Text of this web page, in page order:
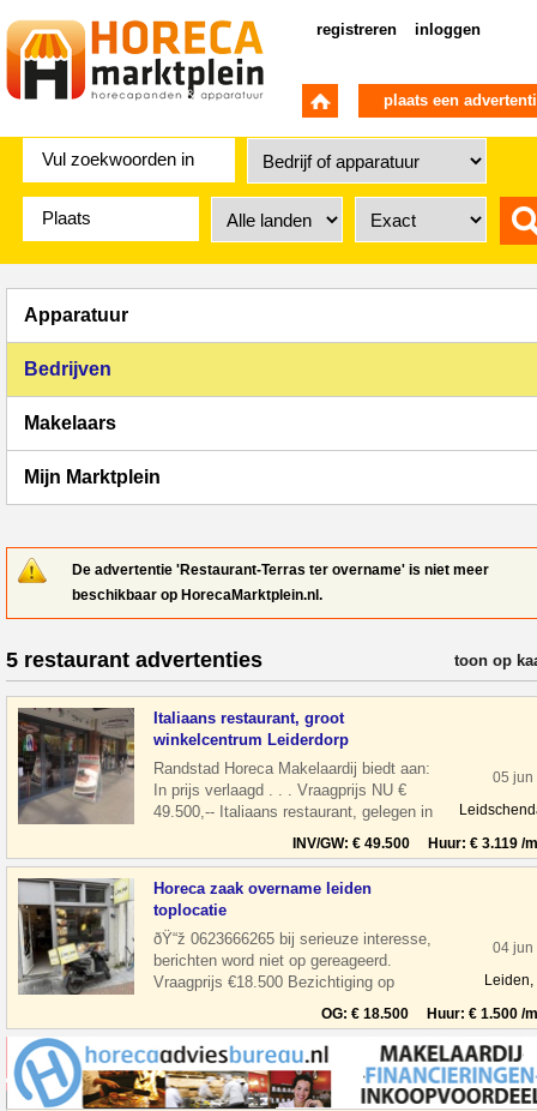
registreren inloggen
plaats een
Apparatuur
Bedrijven
Makelaars
Mijn Marktplein
De advertentie 'Restaurant-Terras ter overname' is niet meer
beschikbaar op HorecaMarktplein.nl.
5 restaurant advertenties verfijn
toon op
Italiaans restaurant, groot
winkelcentrum Leiderdorp
Randstad Horeca Makelaardij biedt aan:
In prijs verlaagd . . . Vraagprijs NU €
49.500,-- Italiaans restaurant, gelegen in
een groot winkelcentrum Wink
05 jun
INV/GW: € 49.500 Huur: € 3.119 /
Horeca zaak overname leiden
toplocatie
ðŸ“ž 0623666265 bij serieuze interesse,
berichten word niet op gereageerd.
Vraagprijs €18.500 Bezichtiging op
afspraak Overname horeca zaak in leiden
04 jun
Leiden,
OG: € 18.500 Huur: € 1.500 /